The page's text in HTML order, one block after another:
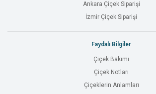
Ankara Çiçek Siparişi
İzmir Çiçek Siparişi
Faydalı Bilgiler
Çiçek Bakımı
Çiçek Notları
Çiçeklerin Anlamları